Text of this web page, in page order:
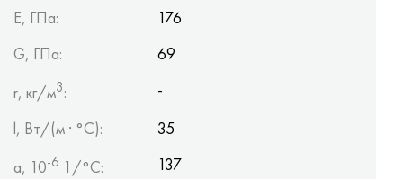
Е, ГПа:
176
G, ГПа:
69
r, кг/м3:
-
l, Вт/(м · °С):
35
a, 10-6 1/°С:
137